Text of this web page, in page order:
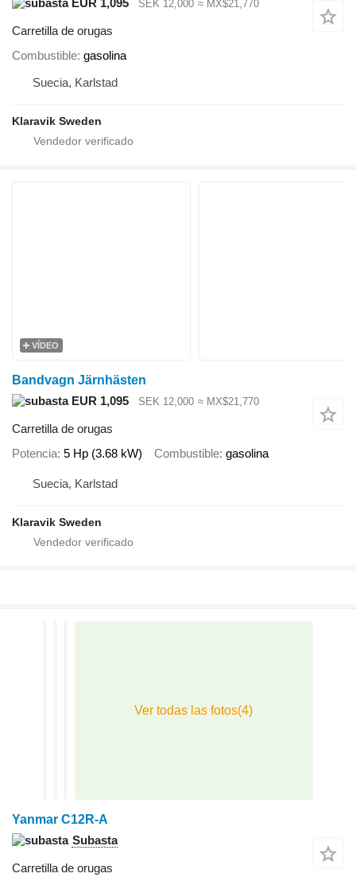
EUR 1,095
SEK 12,000 ≈ MX$21,770
Carretilla de orugas
Combustible gasolina
Suecia, Karlstad
Klaravik Sweden
VÍDEO
Bandvagn Järnhästen
EUR 1,095
SEK 12,000 ≈ MX$21,770
Carretilla de orugas
Potencia 5 Hp (3.68 kW) Combustible gasolina
Suecia, Karlstad
Klaravik Sweden
Yanmar C12R-A
Subasta
Carretilla de orugas